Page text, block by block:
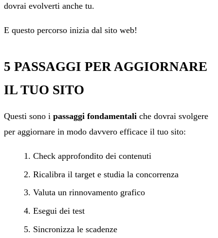
dovrai evolverti anche tu.
E questo percorso inizia dal sito web!
5 PASSAGGI PER AGGIORNARE
IL TUO SITO
Questi sono i passaggi fondamentali che dovrai svolgere
per aggiornare in modo davvero efficace il tuo sito:
Check approfondito dei contenuti
Ricalibra il target e studia la concorrenza
Valuta un rinnovamento grafico
Esegui dei test
Sincronizza le scadenze